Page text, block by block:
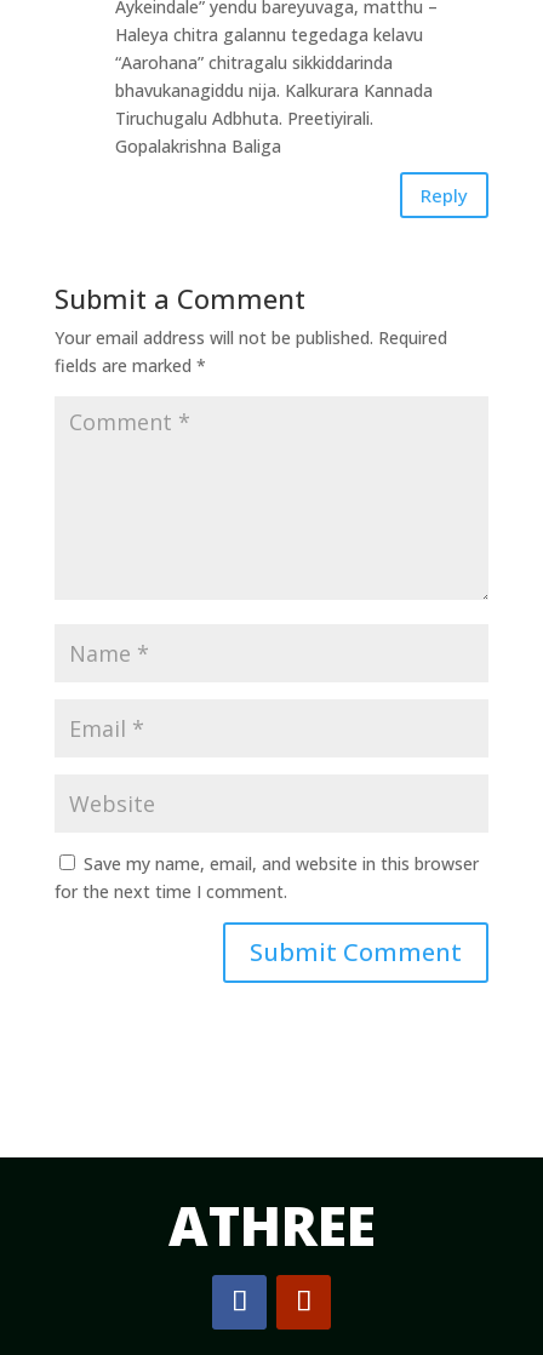
Aykeindale” yendu bareyuvaga, matthu –
Haleya chitra galannu tegedaga kelavu
“Aarohana” chitragalu sikkiddarinda
bhavukanagiddu nija. Kalkurara Kannada
Tiruchugalu Adbhuta. Preetiyirali.
Gopalakrishna Baliga
Reply
Submit a Comment
Your email address will not be published. Required
fields are marked *
Save my name, email, and website in this browser
for the next time I comment.
Submit Comment
ATHREE